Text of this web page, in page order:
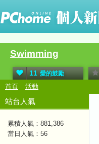
Swimming
11 愛的鼓勵
首頁 活動
站台人氣
累積人氣： 881,386
當日人氣： 56